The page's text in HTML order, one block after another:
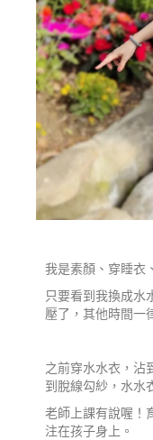
我是素顏、穿睡衣
只要看到我換成水
壓了，其他時間一
之前穿水水衣，沾
到脫線勾紗，水水
老師上課有說喔！
注在孩子身上。